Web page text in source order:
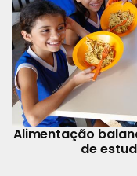
Alimentação
de